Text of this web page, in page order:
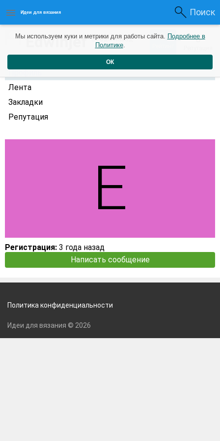
Идеи для вязания Поиск
Edwinjef3 года назад 0 0
Профиль
Лента
Закладки
Репутация
Регистрация: 3 года назад
Написать сообщение
Мы используем куки и метрики для работы сайта. Подробнее в
Политике.
ОК
Политика конфиденциальности
Идеи для вязания © 2026